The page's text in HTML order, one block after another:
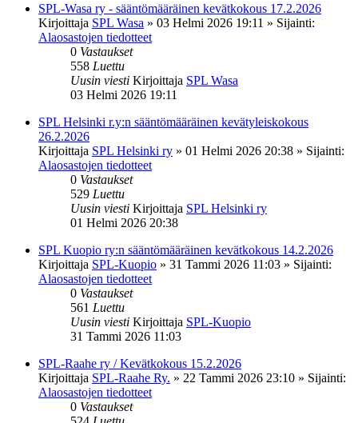
SPL-Wasa ry - sääntömääräinen kevätkokous 17.2.2026
Kirjoittaja SPL Wasa » 03 Helmi 2026 19:11 » Sijainti:
Alaosastojen tiedotteet
0 Vastaukset
558 Luettu
Uusin viesti Kirjoittaja SPL Wasa
03 Helmi 2026 19:11
SPL Helsinki r.y:n sääntömääräinen kevätyleiskokous
26.2.2026
Kirjoittaja SPL Helsinki ry » 01 Helmi 2026 20:38 » Sijainti:
Alaosastojen tiedotteet
0 Vastaukset
529 Luettu
Uusin viesti Kirjoittaja SPL Helsinki ry
01 Helmi 2026 20:38
SPL Kuopio ry:n sääntömääräinen kevätkokous 14.2.2026
Kirjoittaja SPL-Kuopio » 31 Tammi 2026 11:03 » Sijainti:
Alaosastojen tiedotteet
0 Vastaukset
561 Luettu
Uusin viesti Kirjoittaja SPL-Kuopio
31 Tammi 2026 11:03
SPL-Raahe ry / Kevätkokous 15.2.2026
Kirjoittaja SPL-Raahe Ry. » 22 Tammi 2026 23:10 » Sijainti:
Alaosastojen tiedotteet
0 Vastaukset